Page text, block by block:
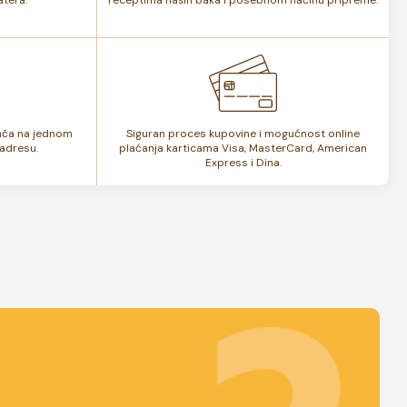
na jednom
Siguran proces kupovine i mogućnost online
plaćanja karticama Visa, MasterCard, American
Express i Dina.